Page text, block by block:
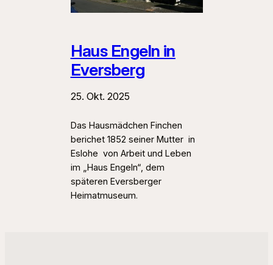
Haus Engeln in
Eversberg
25. Okt. 2025
Das Hausmädchen Finchen
berichet 1852 seiner Mutter in
Eslohe von Arbeit und Leben
im „Haus Engeln“, dem
späteren Eversberger
Heimatmuseum.